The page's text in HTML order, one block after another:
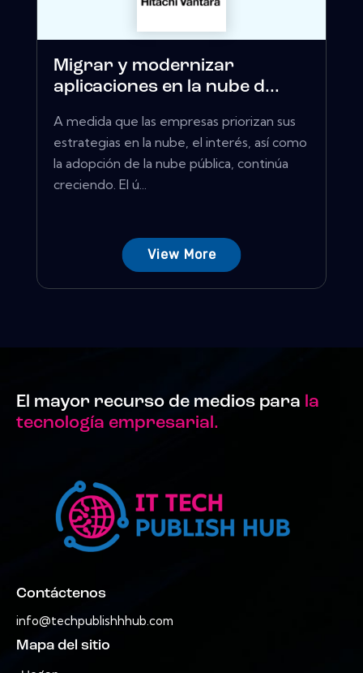
Migrar y modernizar
aplicaciones en la nube d...
A medida que las empresas priorizan sus
estrategias en la nube, el interés, así como
la adopción de la nube pública, continúa
creciendo. El ú...
View More
El mayor recurso de medios para la
tecnología empresarial.
Contáctenos
info@techpublishhhub.com
Mapa del sitio